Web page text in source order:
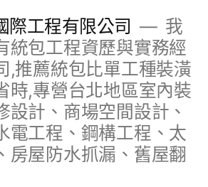
際工程有限公司
我
統包工程資歷與實務經
,推薦統包比單工種裝潢
時,專營台北地區室內裝
設計、商場空間設計、
電工程、鋼構工程、太
房屋防水抓漏、舊屋翻